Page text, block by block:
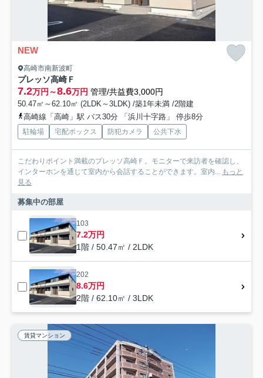
NEW
高崎市南新波町
プレッソ高崎Ｆ
7.2万円～8.6万円 管理/共益費3,000円
50.47㎡～62.10㎡ (2LDK～3LDK) /築1年未満 /2階建
高崎線「高崎」駅 バス30分 「浜川十字路」 停歩8分
駐輪場 宅配ボックス 防犯カメラ 公共下水
こだわりポイント満載のプレッソ高崎Ｆ。モニターで来訪者を確認し、
インターホンを通じて室内から会話することができます。室内... もっと
見る
募集中の部屋
103
7.2万円
1階 / 50.47㎡ / 2LDK
202
8.6万円
2階 / 62.10㎡ / 3LDK
賃貸マンション